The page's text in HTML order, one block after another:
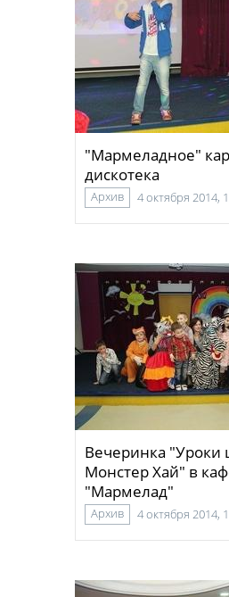
"Мармеладное"
дискотека
Архив 4 октября 2014,
Вечеринка "Уроки
Монстер Хай" в
"Мармелад"
Архив 4 октября 2014,